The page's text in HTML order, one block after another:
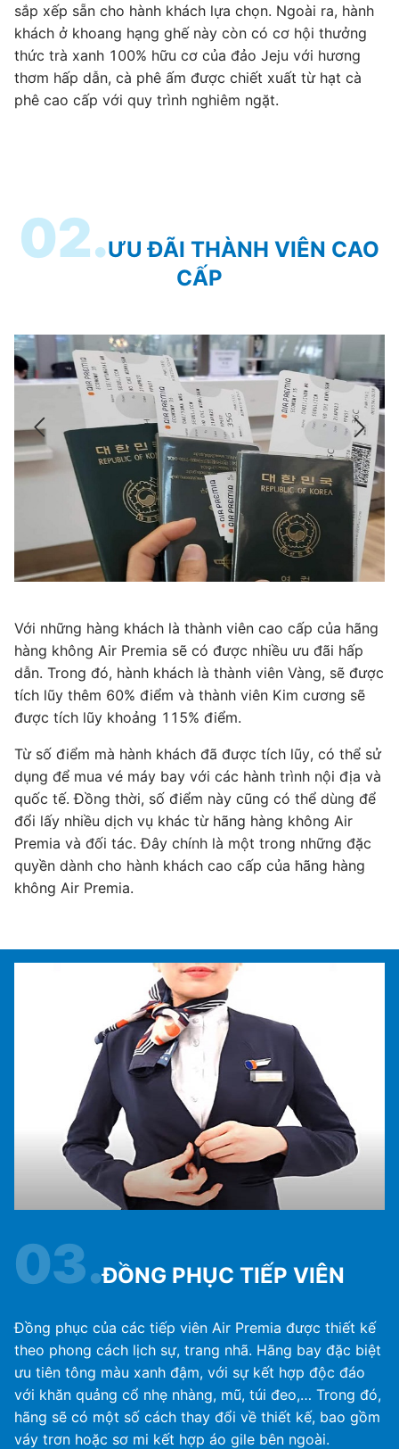
sắp xếp sẵn cho hành khách lựa chọn. Ngoài ra, hành
khách ở khoang hạng ghế này còn có cơ hội thưởng
thức trà xanh 100% hữu cơ của đảo Jeju với hương
thơm hấp dẫn, cà phê ấm được chiết xuất từ hạt cà
phê cao cấp với quy trình nghiêm ngặt.
02.ƯU ĐÃI THÀNH VIÊN CAO
CẤP
Với những hàng khách là thành viên cao cấp của hãng
hàng không Air Premia sẽ có được nhiều ưu đãi hấp
dẫn. Trong đó, hành khách là thành viên Vàng, sẽ được
tích lũy thêm 60% điểm và thành viên Kim cương sẽ
được tích lũy khoảng 115% điểm.
Từ số điểm mà hành khách đã được tích lũy, có thể sử
dụng để mua vé máy bay với các hành trình nội địa và
quốc tế. Đồng thời, số điểm này cũng có thể dùng để
đổi lấy nhiều dịch vụ khác từ hãng hàng không Air
Premia và đối tác. Đây chính là một trong những đặc
quyền dành cho hành khách cao cấp của hãng hàng
không Air Premia.
03.ĐỒNG PHỤC TIẾP VIÊN
Đồng phục của các tiếp viên Air Premia được thiết kế
theo phong cách lịch sự, trang nhã. Hãng bay đặc biệt
ưu tiên tông màu xanh đậm, với sự kết hợp độc đáo
với khăn quảng cổ nhẹ nhàng, mũ, túi đeo,… Trong đó,
hãng sẽ có một số cách thay đổi về thiết kế, bao gồm
váy trơn hoặc sơ mi kết hợp áo gile bên ngoài.